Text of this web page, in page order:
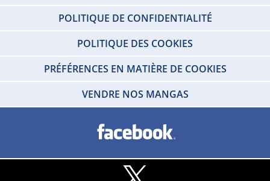
POLITIQUE DE CONFIDENTIALITÉ
POLITIQUE DES COOKIES
PRÉFÉRENCES EN MATIÈRE DE COOKIES
VENDRE NOS MANGAS